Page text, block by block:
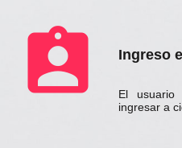
assignment_ind Ingreso
El
ingresar a